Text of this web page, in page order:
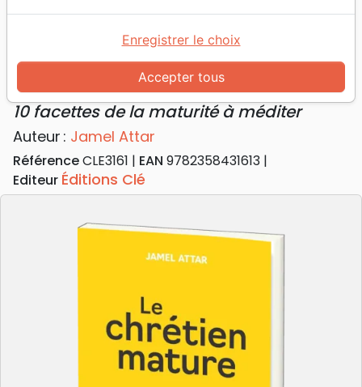
Accueil Livres Edification
Croissance spirituelle
Chrétien mature (Le) - 10 facettes de la maturité à
Le chrétien mature
10 facettes de la maturité à méditer
Auteur : Jamel Attar
RéférenceCLE3161 EAN 9782358431613
Editeur Éditions Clé
Accepter tous
Enregistrer le choix